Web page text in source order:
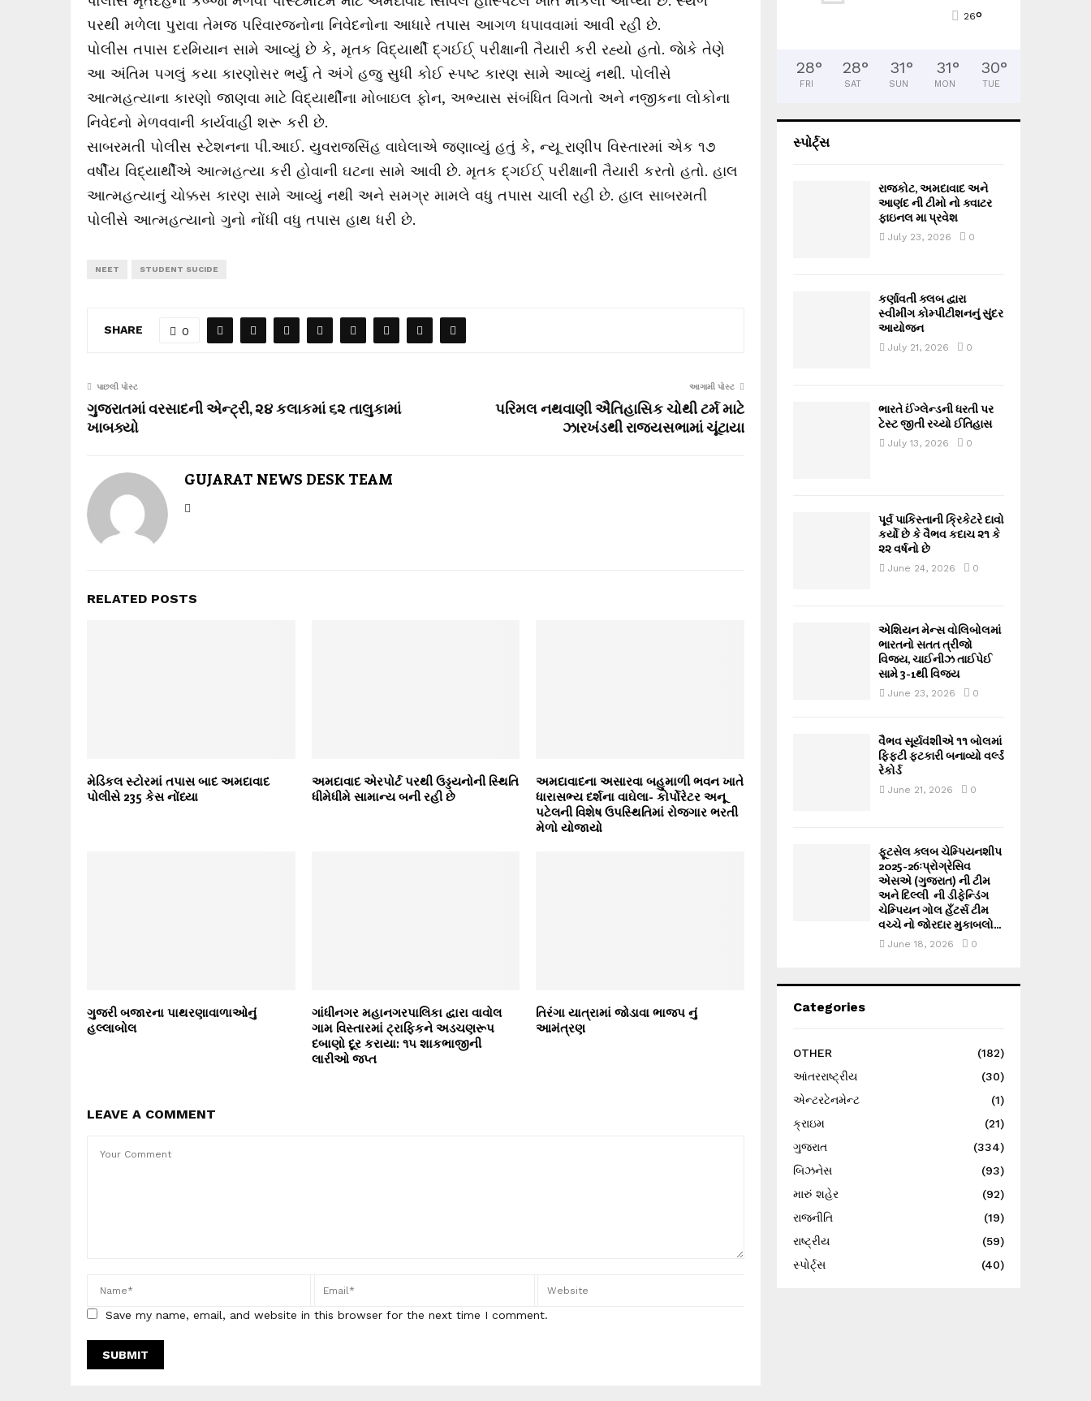
પરથી મળેલા પુરાવા તેમજ પરિવારજનોના નિવેદનોના આધારે તપાસ આગળ ધપાવવામાં આવી રહી છે.
પોલીસ તપાસ દરમિયાન સામે આવ્યું છે કે, મૃતક વિદ્યાર્થી દ્ગઈઈ્ પરીક્ષાની તૈયારી કરી રહ્યો હતો. જાેકે તેણે
આ અંતિમ પગલું કયા કારણોસર ભર્યું તે અંગે હજુ સુધી કોઈ સ્પષ્ટ કારણ સામે આવ્યું નથી. પોલીસે
આત્મહત્યાના કારણો જાણવા માટે વિદ્યાર્થીના મોબાઇલ ફોન, અભ્યાસ સંબંધિત વિગતો અને નજીકના લોકોના
નિવેદનો મેળવવાની કાર્યવાહી શરૂ કરી છે.
સાબરમતી પોલીસ સ્ટેશનના પી.આઈ. યુવરાજસિંહ વાઘેલાએ જણાવ્યું હતું કે, ન્યૂ રાણીપ વિસ્તારમાં એક ૧૭
વર્ષીય વિદ્યાર્થીએ આત્મહત્યા કરી હોવાની ઘટના સામે આવી છે. મૃતક દ્ગઈઈ્ પરીક્ષાની તૈયારી કરતો હતો. હાલ
આત્મહત્યાનું ચોક્કસ કારણ સામે આવ્યું નથી અને સમગ્ર મામલે વધુ તપાસ ચાલી રહી છે. હાલ સાબરમતી
પોલીસે આત્મહત્યાનો ગુનો નોંધી વધુ તપાસ હાથ ધરી છે.
NEET STUDENT SUCIDE
SHARE 0
પાછલી પોસ્ટ
ગુજરાતમાં વરસાદની એન્ટ્રી, ૨૪ કલાકમાં ૬૨ તાલુકામાં
ખાબક્યો
આગામી પોસ્ટ
પરિમલ નથવાણી ઐતિહાસિક ચોથી ટર્મ માટે
ઝારખંડથી રાજ્યસભામાં ચૂંટાયા
GUJARAT NEWS DESK TEAM
RELATED POSTS
મેડિકલ સ્ટોરમાં તપાસ બાદ અમદાવાદ
પોલીસે 235 કેસ નોંધ્યા
અમદાવાદ એરપોર્ટ પરથી ઉડ્ડયનોની સ્થિતિ
ધીમેધીમે સામાન્ય બની રહી છે
અમદાવાદના અસારવા બહુમાળી ભવન ખાતે
ધારાસભ્ય દર્શના વાઘેલા- કોર્પોરેટર અનૂ
પટેલની વિશેષ ઉપસ્થિતિમાં રોજગાર ભરતી
મેળો યોજાયો
ગુજરી બજારના પાથરણાવાળાઓનું
હલ્લાબોલ
ગાંધીનગર મહાનગરપાલિકા દ્વારા વાવોલ
ગામ વિસ્તારમાં ટ્રાફિકને અડચણરૂપ
દબાણો દૂર કરાયા: ૧૫ શાકભાજીની
લારીઓ જપ્ત
તિરંગા યાત્રામાં જોડાવા ભાજપ નું
આમંત્રણ
LEAVE A COMMENT
Save my name, email, and website in this browser for the next time I comment.
26°
28°
FRI
28°
SAT
31°
SUN
31°
MON
30°
TUE
સ્પોર્ટ્સ
રાજકોટ, અમદાવાદ અને
આણંદ ની ટીમો નો ક્વાટર
ફાઇનલ મા પ્રવેશ
July 23, 2026 0
કર્ણાવતી ક્લબ દ્વારા
સ્વીમીંગ કોમ્પીટીશનનું સુંદર
આયોજન
July 21, 2026 0
ભારતે ઈંગ્લેન્ડની ધરતી પર
ટેસ્ટ જીતી રચ્યો ઈતિહાસ
July 13, 2026 0
પૂર્વ પાકિસ્તાની ક્રિકેટરે દાવો
કર્યો છે કે વૈભવ કદાચ ૨૧ કે
૨૨ વર્ષનો છે
June 24, 2026 0
એશિયન મેન્સ વોલિબોલમાં
ભારતનો સતત ત્રીજો
વિજય, ચાઈનીઝ તાઈપેઈ
સામે 3-1થી વિજય
June 23, 2026 0
વૈભવ સૂર્યવંશીએ ૧૧ બોલમાં
ફિફ્ટી ફટકારી બનાવ્યો વર્લ્ડ
રેકોર્ડ
June 21, 2026 0
ફૂટસેલ ક્લબ ચેમ્પિયનશીપ
2025-26ઃપ્રોગ્રેસિવ
એસએ (ગુજરાત) ની ટીમ
અને દિલ્લી ની ડીફેન્ડિંગ
ચેમ્પિયન ગોલ હઁટર્સ ટીમ
વચ્ચે નો જોરદાર મુકાબલો...
June 18, 2026 0
Categories
OTHER
(182)
આંતરરાષ્ટ્રીય
(30)
એન્ટરટેનમેન્ટ
(1)
ક્રાઇમ
(21)
ગુજરાત
(334)
બિઝનેસ
(93)
મારું શહેર
(92)
રાજનીતિ
(19)
રાષ્ટ્રીય
(59)
સ્પોર્ટ્સ
(40)